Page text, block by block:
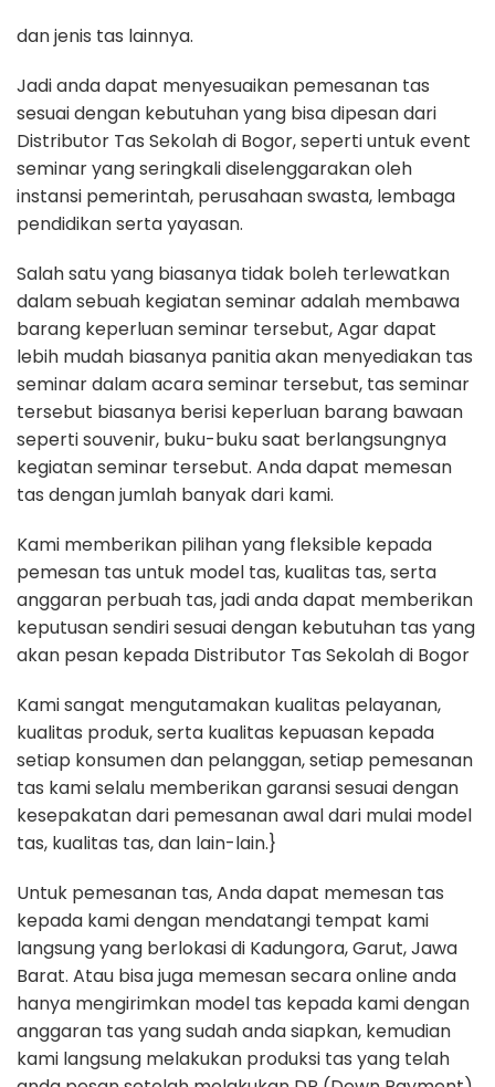
dan jenis tas lainnya.
Jadi anda dapat menyesuaikan pemesanan tas
sesuai dengan kebutuhan yang bisa dipesan dari
Distributor Tas Sekolah di Bogor, seperti untuk event
seminar yang seringkali diselenggarakan oleh
instansi pemerintah, perusahaan swasta, lembaga
pendidikan serta yayasan.
Salah satu yang biasanya tidak boleh terlewatkan
dalam sebuah kegiatan seminar adalah membawa
barang keperluan seminar tersebut, Agar dapat
lebih mudah biasanya panitia akan menyediakan tas
seminar dalam acara seminar tersebut, tas seminar
tersebut biasanya berisi keperluan barang bawaan
seperti souvenir, buku-buku saat berlangsungnya
kegiatan seminar tersebut. Anda dapat memesan
tas dengan jumlah banyak dari kami.
Kami memberikan pilihan yang fleksible kepada
pemesan tas untuk model tas, kualitas tas, serta
anggaran perbuah tas, jadi anda dapat memberikan
keputusan sendiri sesuai dengan kebutuhan tas yang
akan pesan kepada Distributor Tas Sekolah di Bogor
Kami sangat mengutamakan kualitas pelayanan,
kualitas produk, serta kualitas kepuasan kepada
setiap konsumen dan pelanggan, setiap pemesanan
tas kami selalu memberikan garansi sesuai dengan
kesepakatan dari pemesanan awal dari mulai model
tas, kualitas tas, dan lain-lain.}
Untuk pemesanan tas, Anda dapat memesan tas
kepada kami dengan mendatangi tempat kami
langsung yang berlokasi di Kadungora, Garut, Jawa
Barat. Atau bisa juga memesan secara online anda
hanya mengirimkan model tas kepada kami dengan
anggaran tas yang sudah anda siapkan, kemudian
kami langsung melakukan produksi tas yang telah